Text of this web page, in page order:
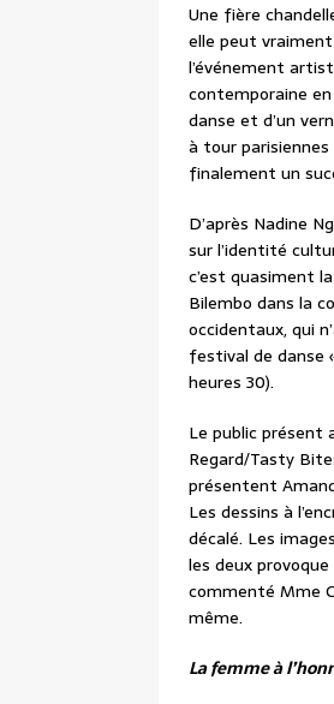
Une fière
elle peut vraiment
l’événement
contemporaine
danse et d’un
à tour
finalement un
D’après Nadine
sur l’identité
c’est quasiment
Bilembo dans la
occidentaux, qui
festival de danse
heures 30).
Le public présent
Regard/Tasty
présentent
Les dessins à
décalé. Les
les deux
commenté Mme
même.
La femme à